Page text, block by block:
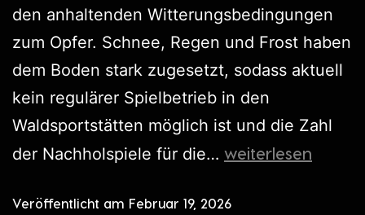
den anhaltenden Witterungsbedingungen
zum Opfer. Schnee, Regen und Frost haben
dem Boden stark zugesetzt, sodass aktuell
kein regulärer Spielbetrieb in den
Waldsportstätten möglich ist und die Zahl
der Nachholspiele für die… weiterlesen
Veröffentlicht am Februar 19, 2026